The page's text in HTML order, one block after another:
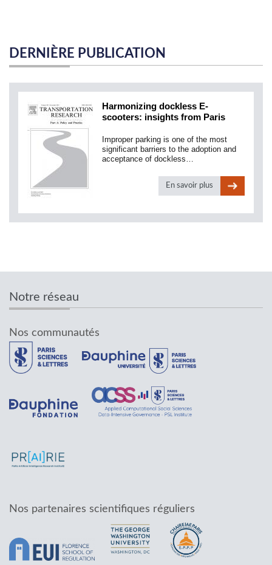
DERNIÈRE PUBLICATION
Harmonizing dockless E-
scooters: insights from Paris
Improper parking is one of the most
significant barriers to the adoption and
acceptance of dockless…
En savoir plus
Notre réseau
Nos communautés
Nos partenaires scientifiques réguliers